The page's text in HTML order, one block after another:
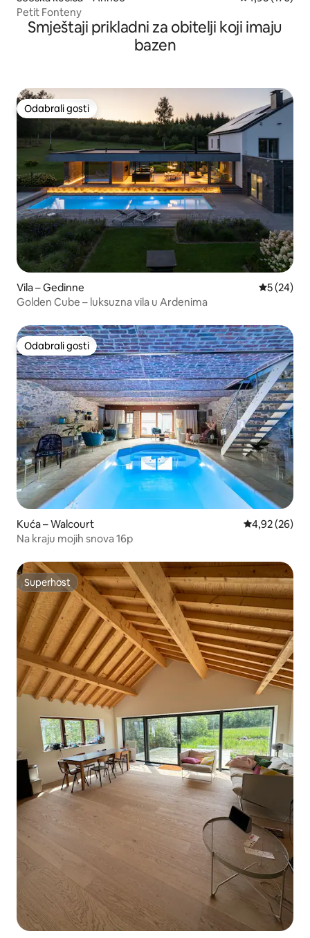
Petit Fonteny
Smještaji prikladni za obitelji koji imaju
bazen
Odabrali gosti
Odabrali gosti
Vila – Gedinne Prosječna
5 (24)
Golden Cube – luksuzna vila u Ardenima
Odabrali gosti
Odabrali gosti
Kuća – Walcourt Prosječna
4,92 (26)
Na kraju mojih snova 16p
Superhost
Superhost